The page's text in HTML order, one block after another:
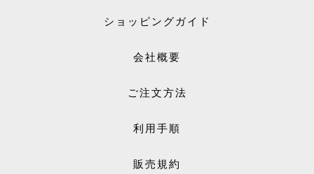
ショッピングガイド
会社概要
ご注文方法
利用手順
販売規約